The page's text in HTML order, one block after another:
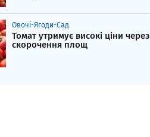
Овочі-Ягоди-Сад
Томат утримує високі ціни через
скорочення площ